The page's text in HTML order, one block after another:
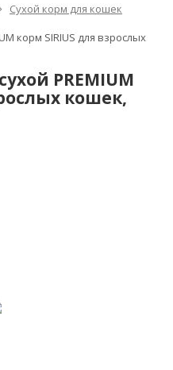
Сухой корм для кошек
корм SIRIUS для взрослых
PREMIUM
кошек,